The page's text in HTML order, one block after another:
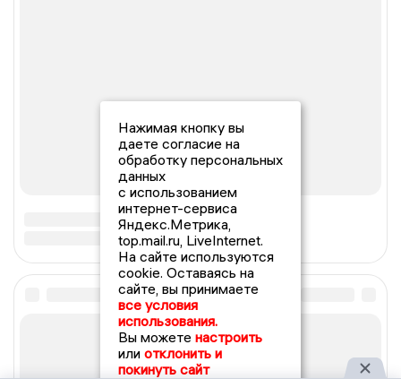
Нажимая кнопку вы
даете согласие на
обработку персональных
данных
с использованием
интернет-сервиса
Яндекс.Метрика,
top.mail.ru, LiveInternet.
На сайте используются
cookie. Оставаясь на
сайте, вы принимаете
все условия
использования.
Вы можете настроить
или отклонить и
покинуть сайт